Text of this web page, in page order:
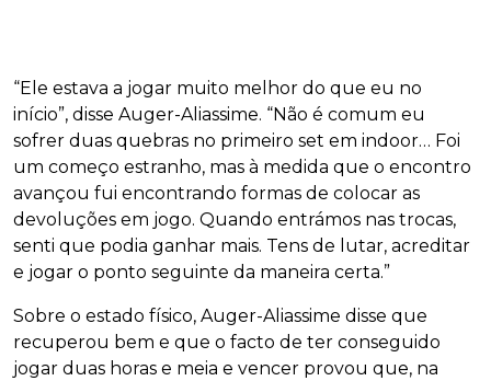
“Ele estava a jogar muito melhor do que eu no
início”, disse Auger-Aliassime. “Não é comum eu
sofrer duas quebras no primeiro set em indoor… Foi
um começo estranho, mas à medida que o encontro
avançou fui encontrando formas de colocar as
devoluções em jogo. Quando entrámos nas trocas,
senti que podia ganhar mais. Tens de lutar, acreditar
e jogar o ponto seguinte da maneira certa.”
Sobre o estado físico, Auger-Aliassime disse que
recuperou bem e que o facto de ter conseguido
jogar duas horas e meia e vencer provou que, na